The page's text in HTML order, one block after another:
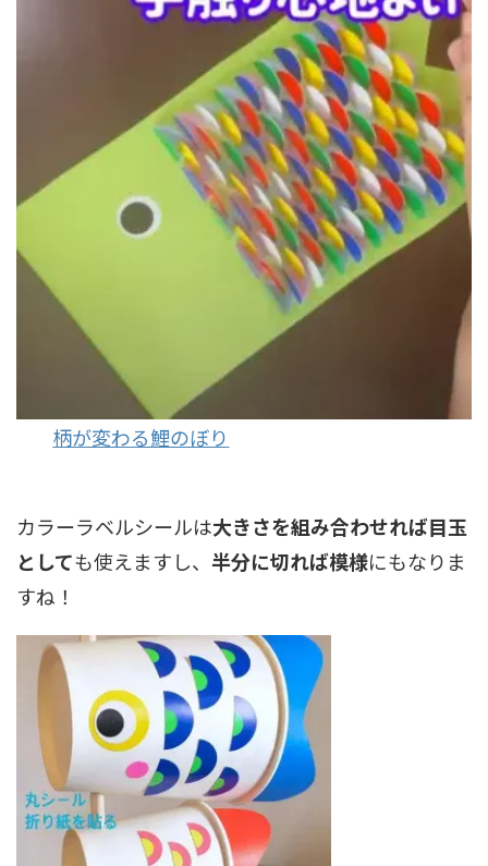
柄が変わる鯉のぼり
カラーラベルシールは大きさを組み合わせれば目玉
としても使えますし、 半分に切れば模様にもなりま
すね！